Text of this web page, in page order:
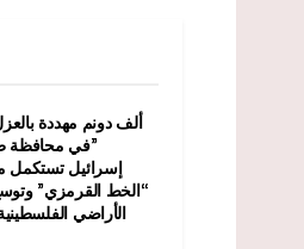
في محافظة طوباس”
إسرائيل
“الخط القرمزي”
الأراضي